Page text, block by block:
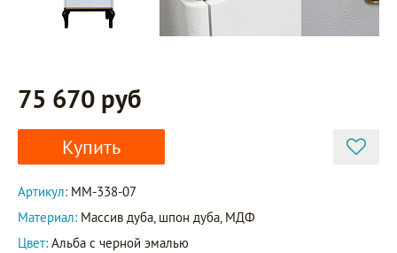
75 670 руб
Купить
Артикул: ММ-338-07
Материал: Массив дуба, шпон дуба, МДФ
Цвет: Альба с черной эмалью